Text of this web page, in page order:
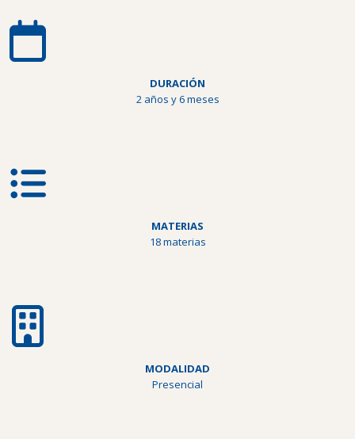
DURACIÓN
2 años y 6 meses
MATERIAS
18 materias
MODALIDAD
Presencial